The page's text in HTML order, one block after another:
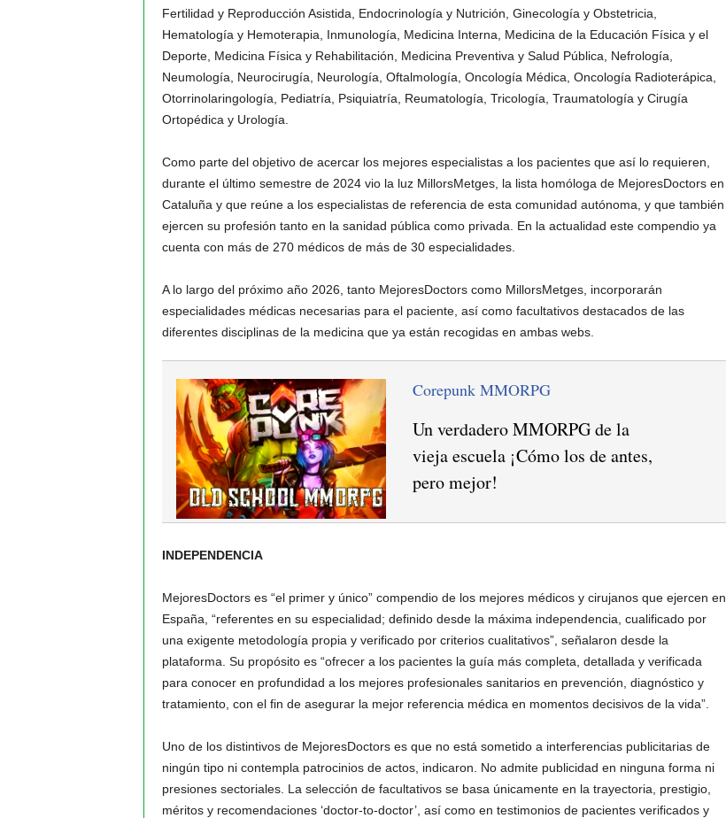
Fertilidad y Reproducción Asistida, Endocrinología y Nutrición, Ginecología y Obstetricia,
Hematología y Hemoterapia, Inmunología, Medicina Interna, Medicina de la Educación Física y el
Deporte, Medicina Física y Rehabilitación, Medicina Preventiva y Salud Pública, Nefrología,
Neumología, Neurocirugía, Neurología, Oftalmología, Oncología Médica, Oncología Radioterápica,
Otorrinolaringología, Pediatría, Psiquiatría, Reumatología, Tricología, Traumatología y Cirugía
Ortopédica y Urología.
Como parte del objetivo de acercar los mejores especialistas a los pacientes que así lo requieren,
durante el último semestre de 2024 vio la luz MillorsMetges, la lista homóloga de MejoresDoctors en
Cataluña y que reúne a los especialistas de referencia de esta comunidad autónoma, y que también
ejercen su profesión tanto en la sanidad pública como privada. En la actualidad este compendio ya
cuenta con más de 270 médicos de más de 30 especialidades.
A lo largo del próximo año 2026, tanto MejoresDoctors como MillorsMetges, incorporarán
especialidades médicas necesarias para el paciente, así como facultativos destacados de las
diferentes disciplinas de la medicina que ya están recogidas en ambas webs.
Corepunk MMORPG
Un verdadero MMORPG de la
vieja escuela ¡Cómo los de antes,
pero mejor!
INDEPENDENCIA
MejoresDoctors es “el primer y único” compendio de los mejores médicos y cirujanos que ejercen en
España, “referentes en su especialidad; definido desde la máxima independencia, cualificado por
una exigente metodología propia y verificado por criterios cualitativos”, señalaron desde la
plataforma. Su propósito es “ofrecer a los pacientes la guía más completa, detallada y verificada
para conocer en profundidad a los mejores profesionales sanitarios en prevención, diagnóstico y
tratamiento, con el fin de asegurar la mejor referencia médica en momentos decisivos de la vida”.
Uno de los distintivos de MejoresDoctors es que no está sometido a interferencias publicitarias de
ningún tipo ni contempla patrocinios de actos, indicaron. No admite publicidad en ninguna forma ni
presiones sectoriales. La selección de facultativos se basa únicamente en la trayectoria, prestigio,
méritos y recomendaciones ‘doctor-to-doctor’, así como en testimonios de pacientes verificados y